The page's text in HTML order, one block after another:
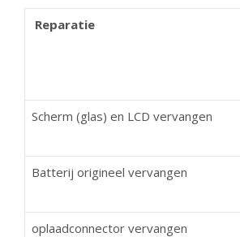
Reparatie
Scherm (glas) en LCD vervangen
Batterij origineel vervangen
oplaadconnector vervangen